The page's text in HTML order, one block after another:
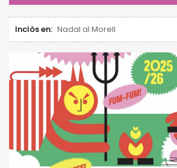
Inclòs en: Nadal al Morell